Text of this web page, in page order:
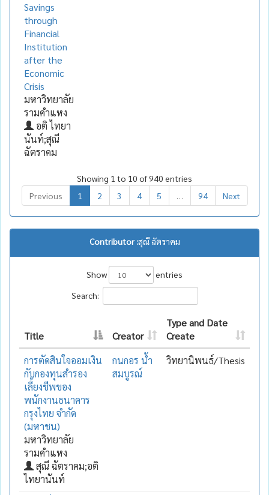
Savings
through
Financial
Institution
after the
Economic
Crisis
มหาวิทยาลัย
รามคำแหง
อติ ไทยา
นันท์;สุณี
ฉัตราคม
Showing 1 to 10 of 940 entries
Previous
1 2 3 4 5 94 Next
Contributor :สุณี ฉัตราคม
Show
entries
Search:
Title Creator
Type and Date
Create
การตัดสินใจออมเงิน
กับกองทุนสำรอง
เลี้ยงชีพของ
พนักงานธนาคาร
กรุงไทย จำกัด
(มหาชน)
มหาวิทยาลัย
รามคำแหง
สุณี ฉัตราคม;อติ
ไทยานันท์
กนกอร น้ำ
สมบูรณ์
วิทยานิพนธ์/Thesis